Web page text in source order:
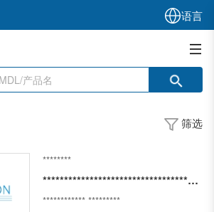
语言
筛选
********
************************************************************
************ *********